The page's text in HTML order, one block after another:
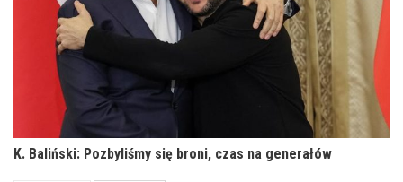
K. Baliński: Pozbyliśmy się broni, czas na generałów